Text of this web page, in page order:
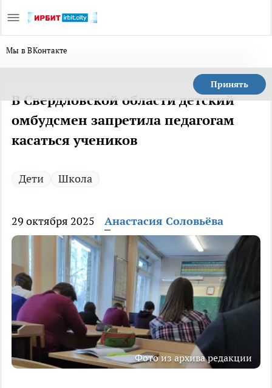
Мы в ВКонтакте
Принять
В Свердловской области детский
омбудсмен запретила педагогам
касаться учеников
Дети Школа
29 октября 2025 Анастасия Соловьёва
Фото из архива редакции